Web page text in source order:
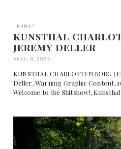
KUNST
KUNSTHAL
JEREMY DELLER
APRIL 8, 2023
KUNSTHAL
Deller, Warning Graphic Content,
Welcome to the Shitshow!,